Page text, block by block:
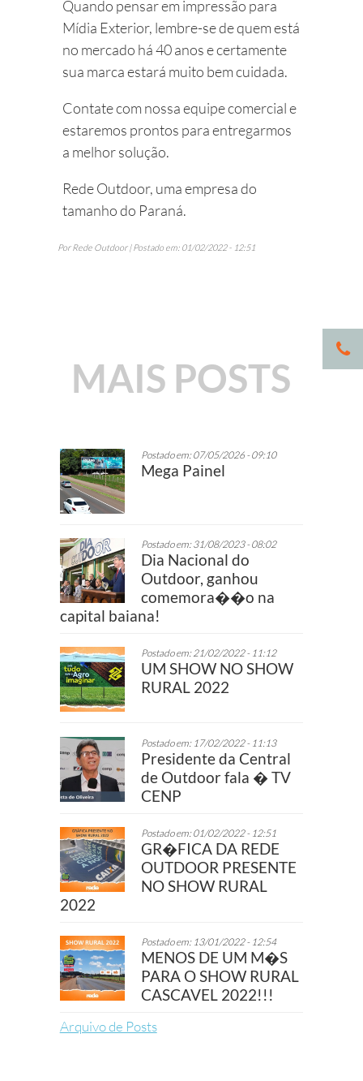
Quando pensar em impressão para
Mídia Exterior, lembre-se de quem está
no mercado há 40 anos e certamente
sua marca estará muito bem cuidada.
Contate com nossa equipe comercial e
estaremos prontos para entregarmos
a melhor solução.
Rede Outdoor, uma empresa do
tamanho do Paraná.
Por Rede Outdoor | Postado em: 01/02/2022 - 12:51
MAIS POSTS
Postado em: 07/05/2026 - 09:10
Mega Painel
Postado em: 31/08/2023 - 08:02
Dia Nacional do
Outdoor, ganhou
comemora��o na
capital baiana!
Postado em: 21/02/2022 - 11:12
UM SHOW NO SHOW
RURAL 2022
Postado em: 17/02/2022 - 11:13
Presidente da Central
de Outdoor fala � TV
CENP
Postado em: 01/02/2022 - 12:51
GR�FICA DA REDE
OUTDOOR PRESENTE
NO SHOW RURAL
2022
Postado em: 13/01/2022 - 12:54
MENOS DE UM M�S
PARA O SHOW RURAL
CASCAVEL 2022!!!
Arquivo de Posts